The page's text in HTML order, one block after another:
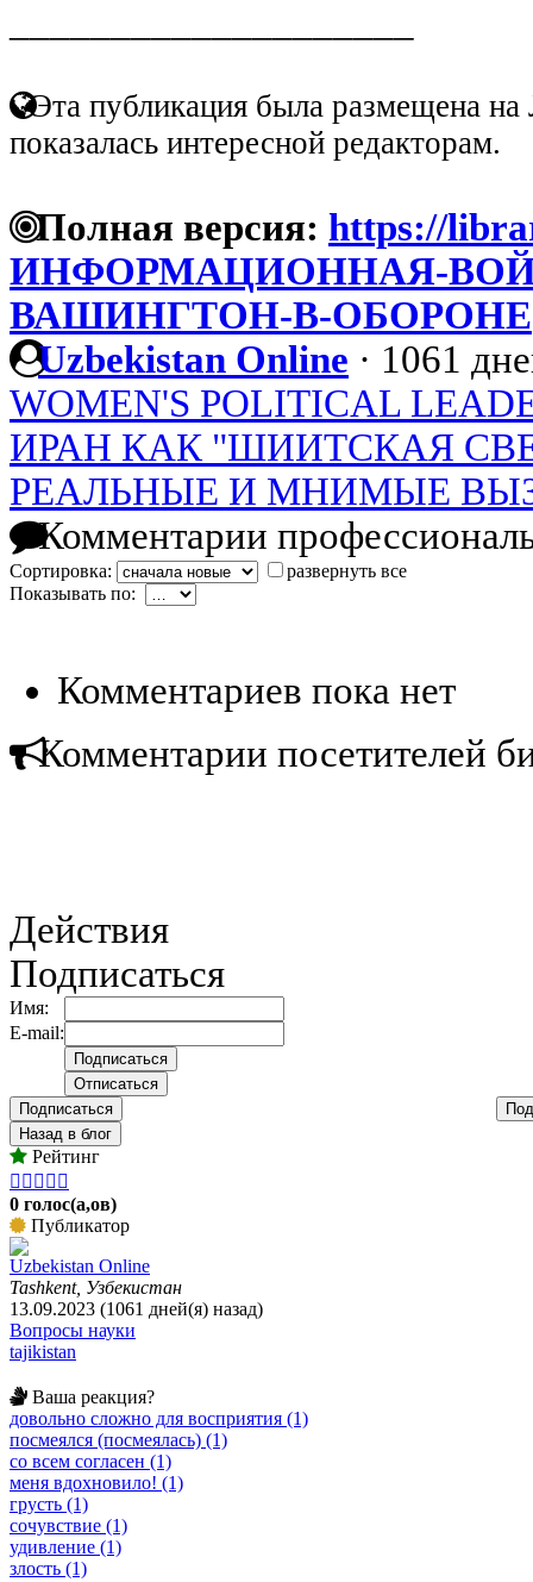
Эта публикация была размещена на
показалась интересной редакторам.
Полная версия: https://
ИНФОРМАЦИОННАЯ-
ВАШИНГТОН-В-ОБОРОНЕ
Uzbekistan Online · 1061
WOMEN'S POLITICAL
ИРАН КАК "ШИИТСКАЯ
РЕАЛЬНЫЕ И МНИМЫЕ
Комментарии
Сортировка:
развернуть все
Показывать по:
Комментариев пока нет
Комментарии посетителей
Действия
Подписаться
Имя:
E-mail:
Подписаться
Назад в блог
Рейтинг
    
0 голос(а,ов)
Публикатор
Uzbekistan Online
Tashkent, Узбекистан
13.09.2023 (1061 дней(я) назад)
Вопросы науки
tajikistan
Ваша реакция?
довольно сложно для восприятия (1)
посмеялся (посмеялась) (1)
со всем согласен (1)
меня вдохновило! (1)
грусть (1)
сочувствие (1)
удивление (1)
злость (1)